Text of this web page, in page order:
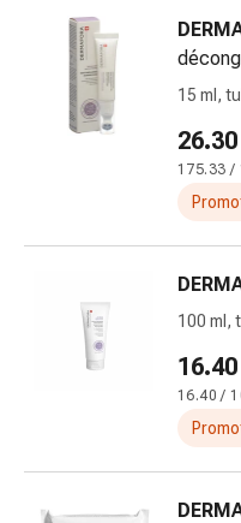
pansement,
accessoires
tubulaires
filets
Matériel
pansement
Brûlures
coups
Kits
15 ml,
26.30
175.33 /
100 ml,
16.40
16.40 /